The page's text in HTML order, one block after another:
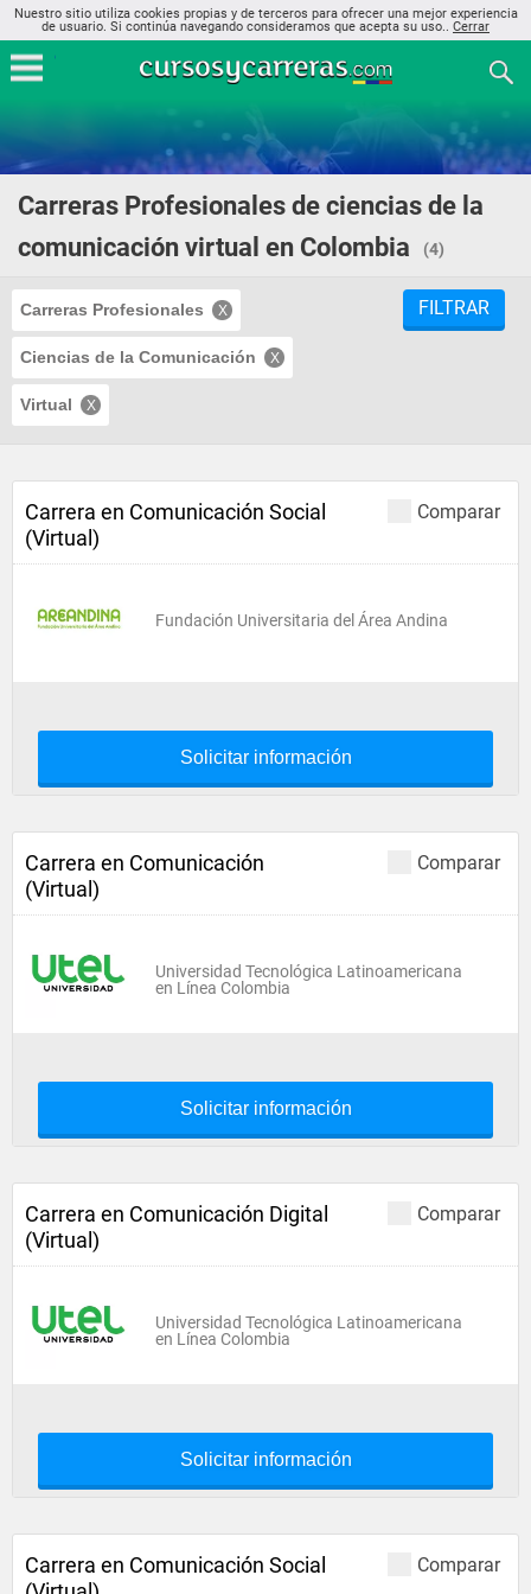
Nuestro sitio utiliza cookies propias y de terceros para ofrecer una mejor experiencia
de usuario. Si continúa navegando consideramos que acepta su uso.. Cerrar
Carreras Profesionales de ciencias de la
comunicación virtual en Colombia
(4)
Carreras Profesionales
Ciencias de la Comunicación
Virtual
FILTRAR
Comparar
Carrera en Comunicación Social
(Virtual)
Fundación Universitaria del Área Andina
Solicitar información
Comparar
Carrera en Comunicación
(Virtual)
Universidad Tecnológica Latinoamericana
en Línea Colombia
Solicitar información
Comparar
Carrera en Comunicación Digital
(Virtual)
Universidad Tecnológica Latinoamericana
en Línea Colombia
Solicitar información
Comparar
Carrera en Comunicación Social